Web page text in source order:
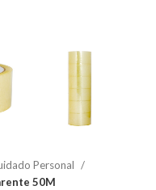
Personal
50M